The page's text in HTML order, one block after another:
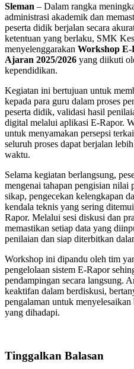
Sleman – Dalam rangka
administrasi akademik dan
peserta didik berjalan secara
ketentuan yang berlaku, SMK
menyelenggarakan Workshop E-
Ajaran 2025/2026 yang diikuti
kependidikan.
Kegiatan ini bertujuan untuk
kepada para guru dalam proses
peserta didik, validasi hasil
digital melalui aplikasi E-Rapor.
untuk menyamakan persepsi
seluruh proses dapat berjalan
waktu.
Selama kegiatan berlangsung,
mengenai tahapan pengisian nilai
sikap, pengecekan kelengkapan
kendala teknis yang sering
Rapor. Melalui sesi diskusi dan
memastikan setiap data yang
penilaian dan siap diterbitkan
Workshop ini dipandu oleh tim
pengelolaan sistem E-Rapor
pendampingan secara langsung.
keaktifan dalam berdiskusi,
pengalaman untuk
yang dihadapi.
Tinggalkan Balasan